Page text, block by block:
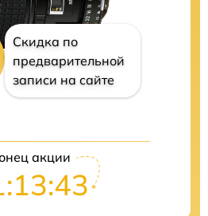
Скидка по
предварительной
записи на сайте
акции